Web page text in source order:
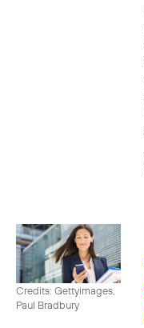
Credits: Gettyimages,
Paul Bradbury